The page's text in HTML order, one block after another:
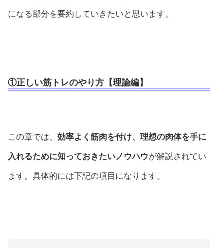
になる部分を要約していきたいと思います。
①正しい筋トレのやり方【理論編】
この章では、 効率よく筋肉を付け、理想の肉体を手に
入れるために知っておきたいノウハウが解説されてい
ます。具体的には下記の項目になります。